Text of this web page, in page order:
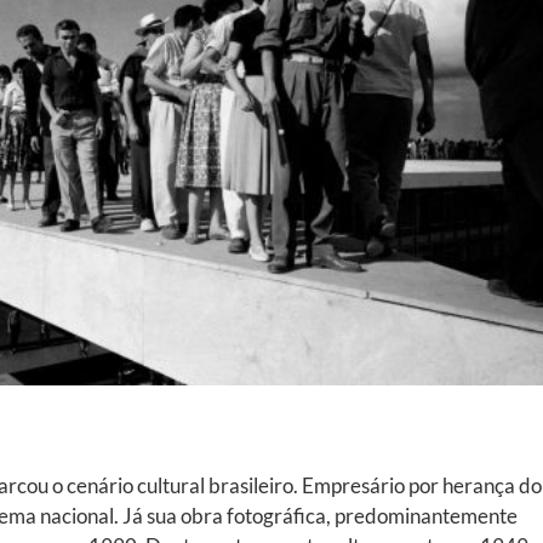
o cenário cultural brasileiro. Empresário por herança
nacional. Já sua obra fotográfica, predominantemente